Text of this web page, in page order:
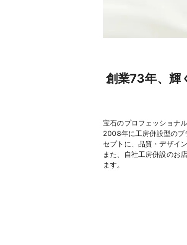
創業73年、輝
宝石のプロフェッショナ
2008年に工房併設型のブ
セプトに、品質・デザイ
また、自社工房併設のお
ます。